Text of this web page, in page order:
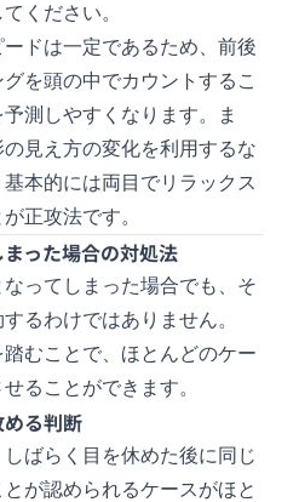
ください。
ドは一定であるため、前後
を頭の中でカウントするこ
測しやすくなります。ま
見え方の変化を利用するな
本的には両目でリラックス
正攻法です。
った場合の対処法
ってしまった場合でも、そ
るわけではありません。
むことで、ほとんどのケー
ることができます。
る判断
ばらく目を休めた後に同じ
が認められるケースがほと